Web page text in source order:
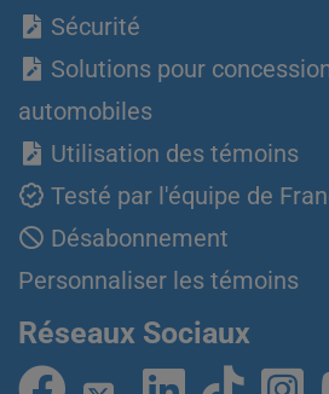
Sécurité
Solutions pour
automobiles
Utilisation des témoins
Testé par l'équipe de
Désabonnement
Personnaliser les témoins
Réseaux Sociaux